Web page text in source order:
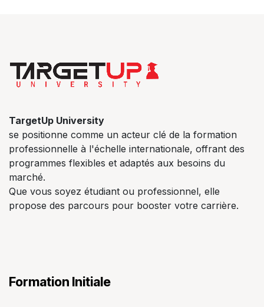
TargetUp University
se positionne comme un acteur clé de la formation
professionnelle à l'échelle internationale, offrant des
programmes flexibles et adaptés aux besoins du
marché.
Que vous soyez étudiant ou professionnel, elle
propose des parcours pour booster votre carrière.
Formation Initiale